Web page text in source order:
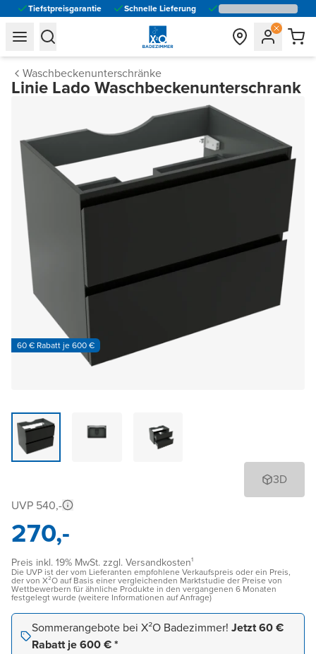
Tiefstpreisgarantie Schnelle Lieferung
general.navigation.toggle_menu.label
general.navigation.toggle_menu.label
Waschbeckenunterschränke
Linie Lado Waschbeckenunterschrank
60 € Rabatt je 600 €
3D
UVP 540,-
270,-
Preis inkl. 19% MwSt. zzgl. Versandkosten¹
Die UVP ist der vom Lieferanten empfohlene Verkaufspreis oder ein Preis,
der von X²O auf Basis einer vergleichenden Marktstudie der Preise von
Wettbewerbern für ähnliche Produkte in den vergangenen 6 Monaten
festgelegt wurde (weitere Informationen auf Anfrage)
Sommerangebote bei X²O Badezimmer! Jetzt 60 €
Rabatt je 600 € *